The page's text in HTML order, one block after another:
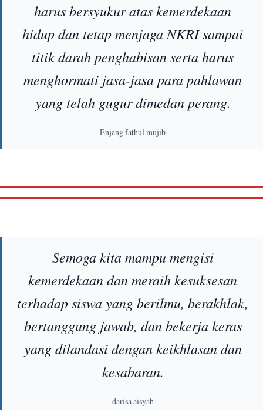
harus bersyukur atas kemerdekaan
hidup dan tetap menjaga NKRI sampai
titik darah penghabisan serta harus
menghormati jasa-jasa para pahlawan
yang telah gugur dimedan perang.
Enjang fathul mujib
Semoga kita mampu mengisi
kemerdekaan dan meraih kesuksesan
terhadap siswa yang berilmu, berakhlak,
bertanggung jawab, dan bekerja keras
yang dilandasi dengan keikhlasan dan
kesabaran.
—darisa aisyah—